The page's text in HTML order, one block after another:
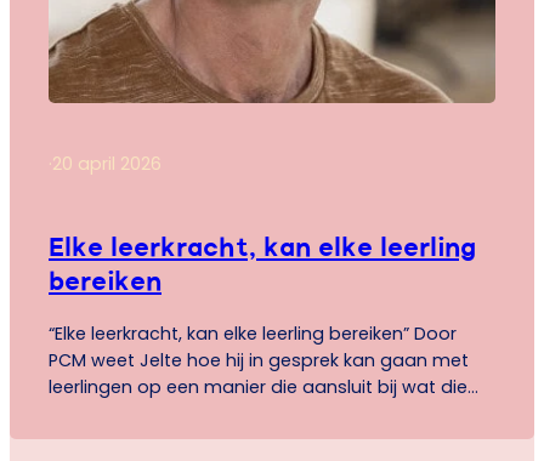
·20 april 2026
Elke leerkracht, kan elke leerling
bereiken
“Elke leerkracht, kan elke leerling bereiken” Door
PCM weet Jelte hoe hij in gesprek kan gaan met
leerlingen op een manier die aansluit bij wat die
leerlingen bereikt? Join the team.